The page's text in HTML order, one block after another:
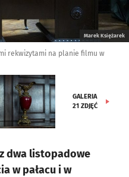
Marek Księżarek
rekwizytami na planie filmu w
GALERIA
21 ZDJĘĆ
dwa listopadowe
w pałacu i w